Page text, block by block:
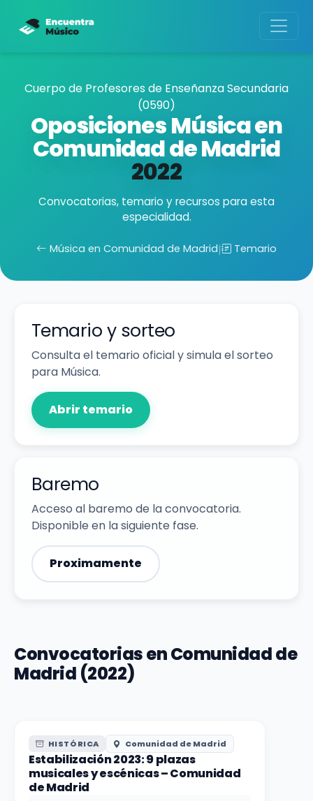
Cuerpo de Profesores de Enseñanza Secundaria
(0590)
Oposiciones Música en
Comunidad de Madrid
2022
Convocatorias, temario y recursos para esta
especialidad.
Música en Comunidad de Madrid| Temario
Temario y sorteo
Consulta el temario oficial y simula el sorteo
para Música.
Abrir temario
Baremo
Acceso al baremo de la convocatoria.
Disponible en la siguiente fase.
Proximamente
Convocatorias en Comunidad de
Madrid (2022)
HISTÓRICA Comunidad de Madrid
Estabilización 2023: 9 plazas
musicales y escénicas – Comunidad
de Madrid